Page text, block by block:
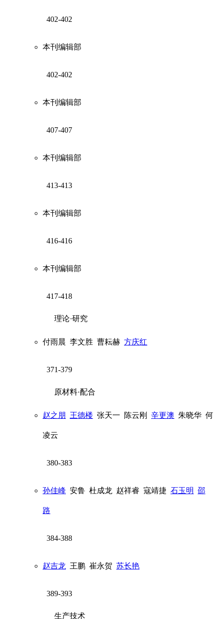
402-402
本刊编辑部
402-402
本刊编辑部
407-407
本刊编辑部
413-413
本刊编辑部
416-416
本刊编辑部
417-418
理论·研究
付雨晨 李文胜 曹耘赫 方庆红
371-379
原材料·配合
赵之朋 王德楼 张天一 陈云刚 辛更澳 朱晓华 何
凌云
380-383
孙佳峰 安鲁 杜成龙 赵祥睿 寇靖捷 石玉明 邵
路
384-388
赵吉龙 王鹏 崔永贺 苏长艳
389-393
生产技术